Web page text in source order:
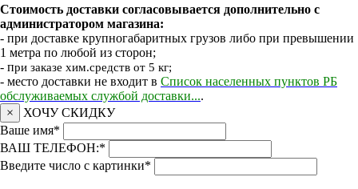
Стоимость доставки согласовывается дополнительно с
администратором магазина:
- при доставке крупногабаритных грузов либо при превышении
1 метра по любой из сторон;
- при заказе хим.средств от 5 кг;
- место доставки не входит в Список населенных пунктов РБ
обслуживаемых службой доставки....
×
ХОЧУ СКИДКУ
Ваше имя*
ВАШ ТЕЛЕФОН:*
Введите число с картинки*